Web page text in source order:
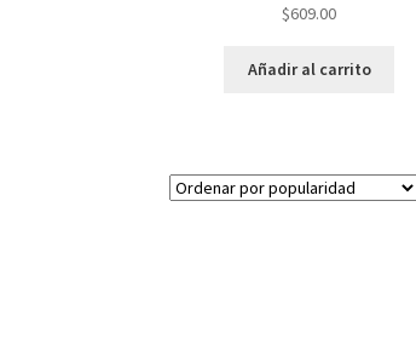
$609.00
Añadir al carrito